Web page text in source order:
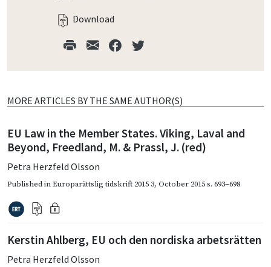
Download
MORE ARTICLES BY THE SAME AUTHOR(S)
EU Law in the Member States. Viking, Laval and
Beyond, Freedland, M. & Prassl, J. (red)
Petra Herzfeld Olsson
Published inEuroparättslig tidskrift 2015 3, October 2015s. 693–698
Kerstin Ahlberg, EU och den nordiska arbetsrätten
Petra Herzfeld Olsson